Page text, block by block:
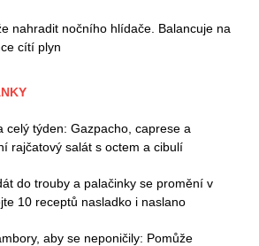
nahradit nočního hlídače. Balancuje na
cítí plyn
celý týden: Gazpacho, caprese a
rajčatový salát s octem a cibulí
do trouby a palačinky se promění v
10 receptů nasladko i naslano
aby se neponičily: Pomůže